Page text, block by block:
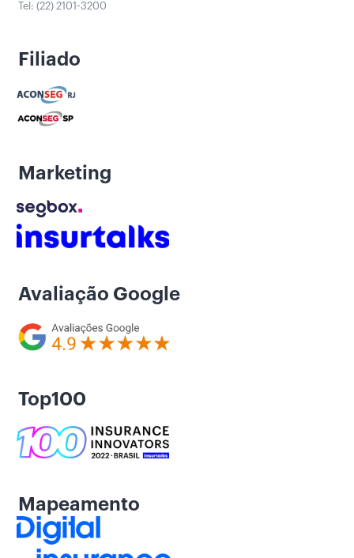
Tel: (22) 2101-3200
Filiado
Marketing
Avaliação Google
Top100
Mapeamento